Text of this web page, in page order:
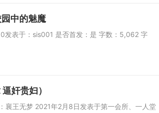
园中的魅魔
05/10发表于：sis001 是否首发：是
奸贵妇）
襄王无梦 2021年2月8日发表于第一会所、一人堂